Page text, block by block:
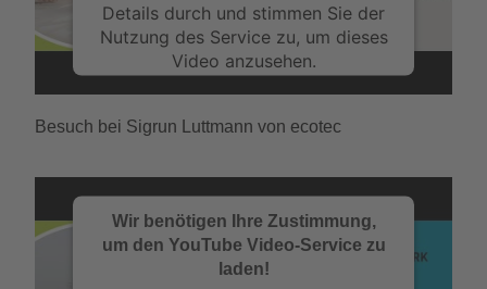
Details durch und stimmen Sie der
Nutzung des Service zu, um dieses
Video anzusehen.
Mehr Informationen
Akzeptieren
powered byUsercentrics Consent
Management Platform
eRecht24
Besuch bei Sigrun Luttmann von ecotec
Wir benötigen Ihre Zustimmung,
um den YouTube Video-Service zu
laden!